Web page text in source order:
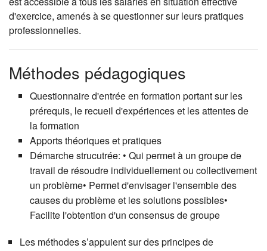
d'exercice, amenés à se questionner sur leurs pratiques
professionnelles.
Méthodes pédagogiques
Questionnaire d'entrée en formation portant sur les
prérequis, le recueil d'expériences et les attentes de
la formation
Apports théoriques et pratiques
Démarche strucutrée: • Qui permet à un groupe de
travail de résoudre individuellement ou collectivement
un problème• Permet d'envisager l'ensemble des
causes du problème et les solutions possibles•
Facilite l'obtention d'un consensus de groupe
Les méthodes s’appuient sur des principes de